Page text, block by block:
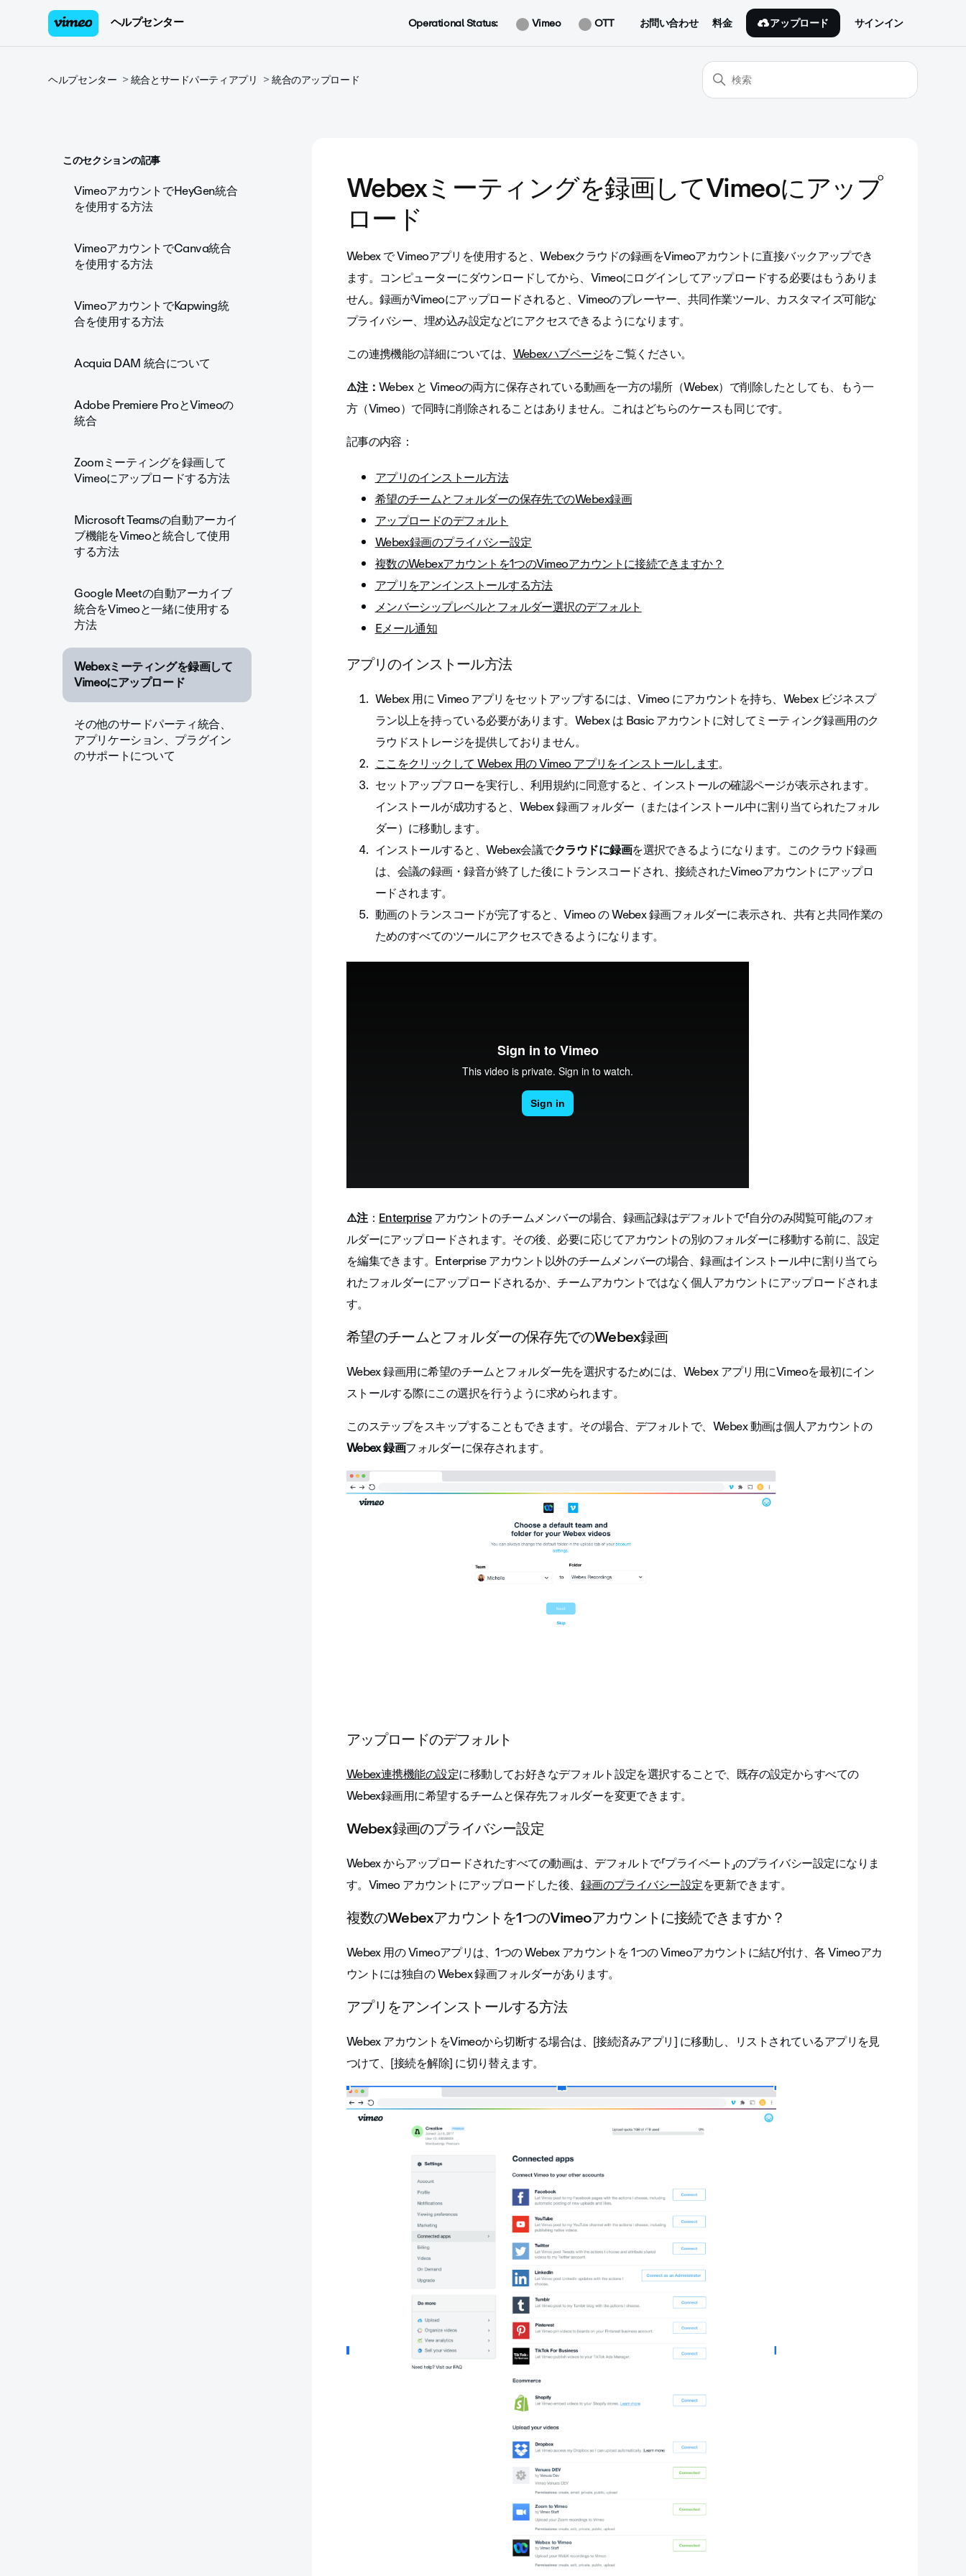
ヘルプセンター Operational Status: Vimeo OTT お問い合わせ 料金 アップロード サインイン
ヘルプセンター 統合とサードパーティアプリ 統合のアップロード
このセクションの記事
VimeoアカウントでHeyGen統合
を使用する方法
VimeoアカウントでCanva統合
を使用する方法
VimeoアカウントでKapwing統
合を使用する方法
Acquia DAM 統合について
Adobe Premiere ProとVimeoの
統合
Zoomミーティングを録画して
Vimeoにアップロードする方法
Microsoft Teamsの自動アーカイ
ブ機能をVimeoと統合して使用
する方法
Google Meetの自動アーカイブ
統合をVimeoと一緒に使用する
方法
Webexミーティングを録画して
Vimeoにアップロード
その他のサードパーティ統合、
アプリケーション、プラグイン
のサポートについて
Webexミーティングを録画してVimeoにアップ
ロード
Webex で Vimeoアプリを使用すると、Webexクラウドの録画をVimeoアカウントに直接バックアップでき
ます。コンピューターにダウンロードしてから、Vimeoにログインしてアップロードする必要はもうありま
せん。録画がVimeoにアップロードされると、Vimeoのプレーヤー、共同作業ツール、カスタマイズ可能な
プライバシー、埋め込み設定などにアクセスできるようになります。
この連携機能の詳細については、Webexハブページをご覧ください。
⚠️注：Webex と Vimeoの両方に保存されている動画を一方の場所（Webex）で削除したとしても、もう一
方（Vimeo）で同時に削除されることはありません。これはどちらのケースも同じです。
記事の内容：
アプリのインストール方法
希望のチームとフォルダーの保存先でのWebex録画
アップロードのデフォルト
Webex録画のプライバシー設定
複数のWebexアカウントを1つのVimeoアカウントに接続できますか？
アプリをアンインストールする方法
メンバーシップレベルとフォルダー選択のデフォルト
Eメール通知
アプリのインストール方法
Webex 用に Vimeo アプリをセットアップするには、Vimeo にアカウントを持ち、Webex ビジネスプ
ラン以上を持っている必要があります。Webex は Basic アカウントに対してミーティング録画用のク
ラウドストレージを提供しておりません。
ここをクリックして Webex 用の Vimeo アプリをインストールします。
セットアップフローを実行し、利用規約に同意すると、インストールの確認ページが表示されます。
インストールが成功すると、Webex 録画フォルダー（またはインストール中に割り当てられたフォル
ダー）に移動します。
インストールすると、Webex会議でクラウドに録画を選択できるようになります。このクラウド録画
は、会議の録画・録音が終了した後にトランスコードされ、接続されたVimeoアカウントにアップロ
ードされます。
動画のトランスコードが完了すると、Vimeo の Webex 録画フォルダーに表示され、 共有と共同作業の
ためのすべてのツールにアクセスできるようになります。
⚠️注： Enterpriseアカウントのチームメンバーの場合、録画記録はデフォルトで「自分のみ閲覧可能」のフォ
ルダーにアップロードされます。その後、必要に応じてアカウントの別のフォルダーに移動する前に、設定
を編集できます。Enterprise アカウント以外のチームメンバーの場合、録画はインストール中に割り当てら
れたフォルダーにアップロードされるか、チームアカウントではなく個人アカウントにアップロードされま
す。
希望のチームとフォルダーの保存先でのWebex録画
Webex 録画用に希望のチームとフォルダー先を選択するためには、Webex アプリ用にVimeoを最初にイン
ストールする際にこの選択を行うように求められます。
このステップをスキップすることもできます。その場合、デフォルトで、Webex 動画は個人アカウントの
Webex 録画フォルダーに保存されます。
アップロードのデフォルト
Webex連携機能の設定に移動してお好きなデフォルト設定を選択することで、既存の設定からすべての
Webex録画用に希望するチームと保存先フォルダーを変更できます。
Webex録画のプライバシー設定
Webex からアップロードされたすべての動画は、デフォルトで「プライベート」のプライバシー設定になりま
す。Vimeo アカウントにアップロードした後、録画のプライバシー設定を更新できます。
複数のWebexアカウントを1つのVimeoアカウントに接続できますか？
Webex 用の Vimeoアプリは、1つの Webex アカウントを 1つの Vimeoアカウントに結び付け、各 Vimeoアカ
ウントには独自の Webex 録画フォルダーがあります。
アプリをアンインストールする方法
Webex アカウントをVimeoから切断する場合は、[接続済みアプリ] に移動し、リストされているアプリを見
つけて、[接続を解除] に切り替えます。